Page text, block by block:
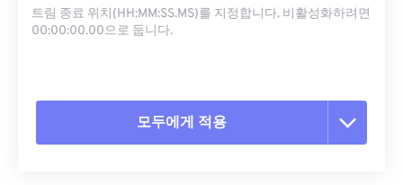
트림 종료 위치(HH:MM:SS.MS)를 지정합니다. 비활성화하려면
00:00:00.00으로 둡니다.
모두에게 적용